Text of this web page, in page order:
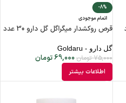
-8%
اتمام موجودی
قرص روکشدار میگراگل گل دارو 30 عدد
گل دارو - Goldaru
75,000 تومان69,000تومان
اطلاعات بیشتر